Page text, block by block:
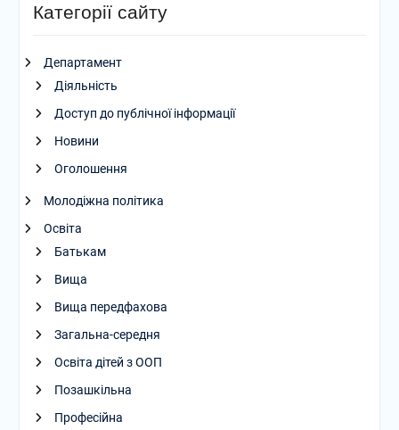
Категорії сайту
Департамент
Діяльність
Доступ до публічної інформації
Новини
Оголошення
Молодіжна політика
Освіта
Батькам
Вища
Вища передфахова
Загальна-середня
Освіта дітей з ООП
Позашкільна
Професійна